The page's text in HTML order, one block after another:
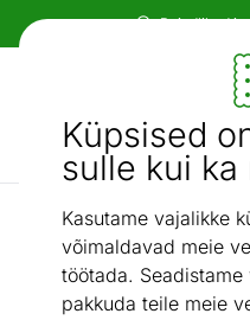
Küpsised
sulle kui ka
Kasutame vajalikke
võimaldavad meie
töötada.
pakkuda teile meie
Paindlikud ja
Mööbel ja sisustus
Otsi...
Harjad / Juhtmeta